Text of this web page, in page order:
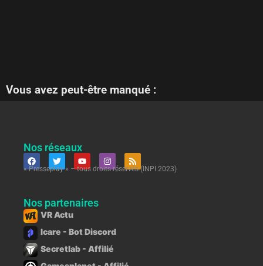
Vous avez peut-être manqué :
Nos réseaux
« Presseplay » – tous droits réservés (INPI 2023)
Nos partenaires
VR Actu
Icare - Bot Discord
Secretlab - Affilié